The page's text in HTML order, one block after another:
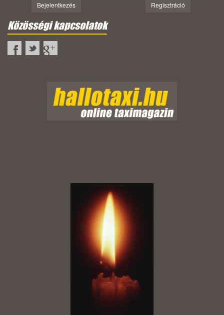
Bejelentkezés Regisztráció
Közösségi kapcsolatok